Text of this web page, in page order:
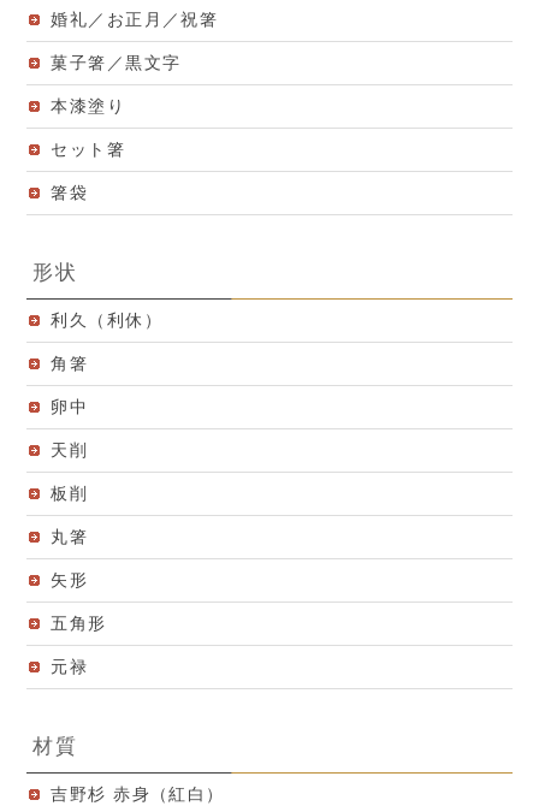
婚礼／お正月／祝箸
菓子箸／黒文字
本漆塗り
セット箸
箸袋
形状
利久（利休）
角箸
卵中
天削
板削
丸箸
矢形
五角形
元禄
材質
吉野杉 赤身（紅白）